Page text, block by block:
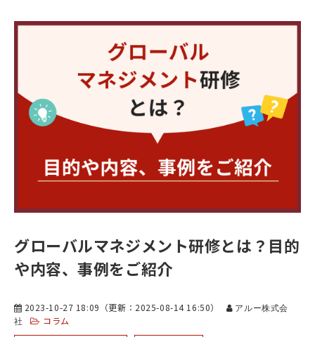
グローバルマネジメント研修とは？目的
や内容、事例をご紹介
2023-10-27 18:09 （更新： 2025-08-14 16:50）
アルー株式会
社
コラム